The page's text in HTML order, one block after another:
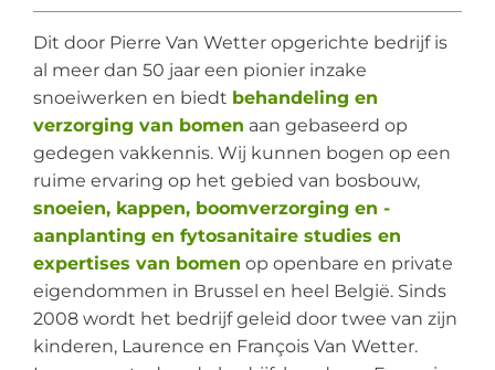
Dit door Pierre Van Wetter opgerichte bedrijf is
al meer dan 50 jaar een pionier inzake
snoeiwerken en biedt behandeling en
verzorging van bomen aan gebaseerd op
gedegen vakkennis. Wij kunnen bogen op een
ruime ervaring op het gebied van bosbouw,
snoeien, kappen, boomverzorging en -
aanplanting en fytosanitaire studies en
expertises van bomen op openbare en private
eigendommen in Brussel en heel België. Sinds
2008 wordt het bedrijf geleid door twee van zijn
kinderen, Laurence en François Van Wetter.